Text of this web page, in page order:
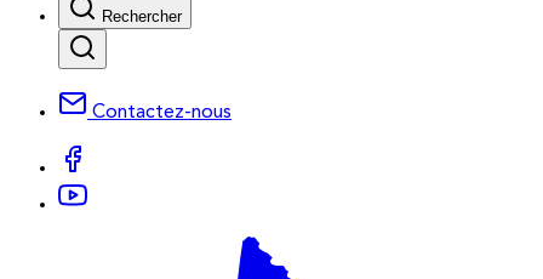
Rechercher
Contactez-nous